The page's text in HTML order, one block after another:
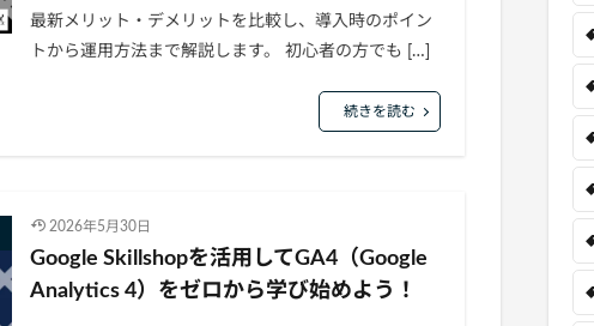
最新メリット・デメリットを比較し、導入時のポイン
トから運用方法まで解説します。 初心者の方でも […]
続きを読む
2026年5月30日
Google Skillshopを活用してGA4（Google
Analytics 4）をゼロから学び始めよう！